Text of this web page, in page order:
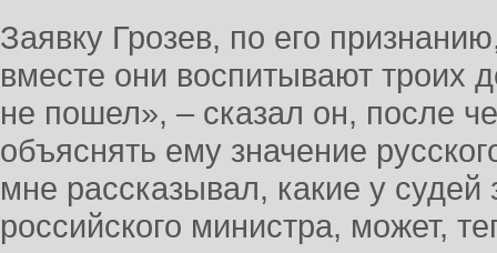
Заявку Грозев, по его
вместе они воспитывают троих
не пошел», – сказал он, после
объяснять ему значение
мне рассказывал, какие у
российского министра, может,